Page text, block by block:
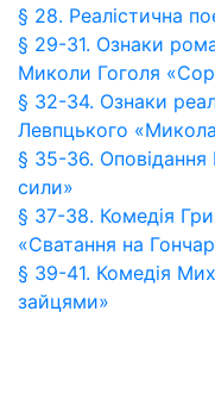
§ 28. Реалістична
§ 29-31. Ознаки
Миколи Гоголя
§ 32-34. Ознаки
Левпцького
§ 35-36.
сили»
§ 37-38. Комедія
«Сватання на
§ 39-41. Комедія
зайцями»